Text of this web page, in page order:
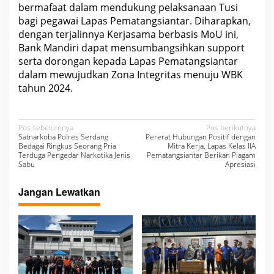
m
f
U
d
e
r
s
n
g
bermafaat dalam mendukung pelaksanaan Tusi
bagi pegawai Lapas Pematangsiantar. Diharapkan,
dengan terjalinnya Kerjasama berbasis MoU ini,
Bank Mandiri dapat mensumbangsihkan support
serta dorongan kepada Lapas Pematangsiantar
dalam mewujudkan Zona Integritas menuju WBK
tahun 2024.
N
a
v
i
g
a
s
i
p
Pos sebelumnya
Satnarkoba Polres Serdang
Bedagai Ringkus Seorang Pria
Terduga Pengedar Narkotika Jenis
Sabu
Pos berikutnya
Pererat Hubungan Positif dengan
Mitra Kerja, Lapas Kelas IIA
Pematangsiantar Berikan Piagam
Apresiasi
Jangan Lewatkan